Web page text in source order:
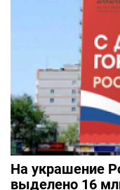
На украшение
выделено 16